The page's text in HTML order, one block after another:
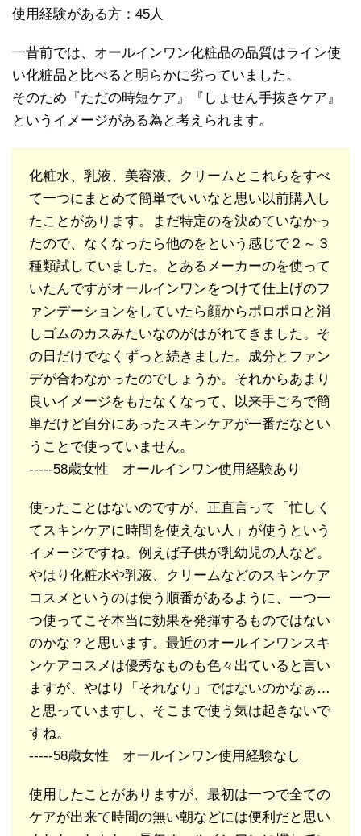
使用経験がある方：45人
一昔前では、オールインワン化粧品の品質はライン使
い化粧品と比べると明らかに劣っていました。
そのため『ただの時短ケア』『しょせん手抜きケア』
というイメージがある為と考えられます。
化粧水、乳液、美容液、クリームとこれらをすべ
て一つにまとめて簡単でいいなと思い以前購入し
たことがあります。まだ特定のを決めていなかっ
たので、なくなったら他のをという感じで２～３
種類試していました。とあるメーカーのを使って
いたんですがオールインワンをつけて仕上げのフ
ァンデーションをしていたら顔からポロポロと消
しゴムのカスみたいなのがはがれてきました。そ
の日だけでなくずっと続きました。成分とファン
デが合わなかったのでしょうか。それからあまり
良いイメージをもたなくなって、以来手ごろで簡
単だけど自分にあったスキンケアが一番だなとい
うことで使っていません。
-----58歳女性 オールインワン使用経験あり
使ったことはないのですが、正直言って「忙しく
てスキンケアに時間を使えない人」が使うという
イメージですね。例えば子供が乳幼児の人など。
やはり化粧水や乳液、クリームなどのスキンケア
コスメというのは使う順番があるように、一つ一
つ使ってこそ本当に効果を発揮するものではない
のかな？と思います。最近のオールインワンスキ
ンケアコスメは優秀なものも色々出ていると言い
ますが、やはり「それなり」ではないのかなぁ…
と思っていますし、そこまで使う気は起きないで
すね。
-----58歳女性 オールインワン使用経験なし
使用したことがありますが、最初は一つで全ての
ケアが出来て時間の無い朝などには便利だと思い